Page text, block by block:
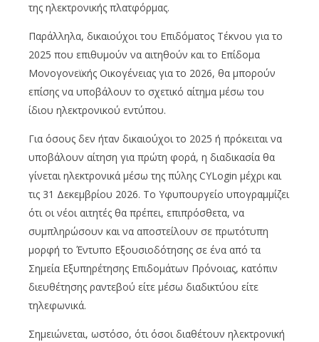
της ηλεκτρονικής πλατφόρμας.
Παράλληλα, δικαιούχοι του Επιδόματος Τέκνου για το
2025 που επιθυμούν να αιτηθούν και το Επίδομα
Μονογονεϊκής Οικογένειας για το 2026, θα μπορούν
επίσης να υποβάλουν το σχετικό αίτημα μέσω του
ίδιου ηλεκτρονικού εντύπου.
Για όσους δεν ήταν δικαιούχοι το 2025 ή πρόκειται να
υποβάλουν αίτηση για πρώτη φορά, η διαδικασία θα
γίνεται ηλεκτρονικά μέσω της πύλης CYLogin μέχρι και
τις 31 Δεκεμβρίου 2026. Το Υφυπουργείο υπογραμμίζει
ότι οι νέοι αιτητές θα πρέπει, επιπρόσθετα, να
συμπληρώσουν και να αποστείλουν σε πρωτότυπη
μορφή το Έντυπο Εξουσιοδότησης σε ένα από τα
Σημεία Εξυπηρέτησης Επιδομάτων Πρόνοιας, κατόπιν
διευθέτησης ραντεβού είτε μέσω διαδικτύου είτε
τηλεφωνικά.
Σημειώνεται, ωστόσο, ότι όσοι διαθέτουν ηλεκτρονική